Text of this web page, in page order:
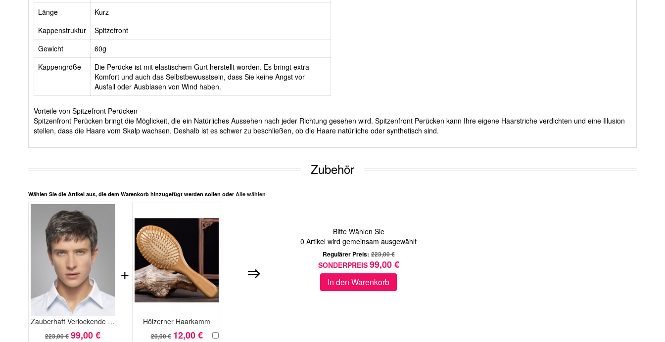
Länge
Kurz
Kappenstruktur
Spitzefront
Gewicht
60g
Kappengröße
Die Perücke ist mit elastischem Gurt herstellt worden. Es bringt extra
Komfort und auch das Selbstbewusstsein, dass Sie keine Angst vor
Ausfall oder Ausblasen von Wind haben.
Vorteile von Spitzefront Perücken
Spitzenfront Perücken bringt die Möglickeit, die ein Natürliches Aussehen nach jeder Richtung gesehen wird. Spitzenfront Perücken kann Ihre eigene Haarstriche verdichten und eine Illusion
stellen, dass die Haare vom Skalp wachsen. Deshalb ist es schwer zu beschließen, ob die Haare natürliche oder synthetisch sind.
Zubehör
Wählen Sie die Artikel aus, die dem Warenkorb hinzugefügt werden sollen oder Alle wählen
Zauberhaft Verlockende Gerade Spitzefront Kunsthaar Perücke
223,00 € 99,00 €
Hölzerner Haarkamm
20,00 € 12,00 €
+
Bitte Wählen Sie
0 Artikel wird gemeinsam ausgewählt
Regulärer Preis: 223,00 €
SONDERPREIS 99,00 €
In den Warenkorb